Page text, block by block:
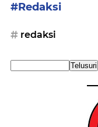
#Redaksi
redaksi